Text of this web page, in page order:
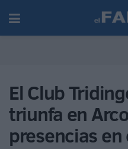
El Club
triunfa en
presencias